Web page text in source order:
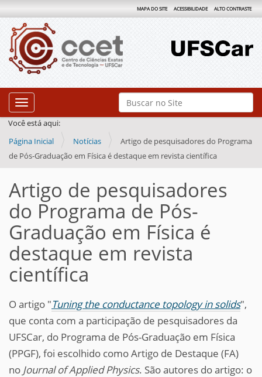
Busca
Busca Avançada…
MAPA DO SITE ACESSIBILIDADE ALTO CONTRASTE
Toggle navigation
Você está aqui:
Página Inicial
Notícias
Artigo de pesquisadores do Programa
de Pós-Graduação em Física é destaque em revista científica
Artigo de pesquisadores
do Programa de Pós-
Graduação em Física é
destaque em revista
científica
O artigo "Tuning the conductance topology in solids",
que conta com a participação de pesquisadores da
UFSCar, do Programa de Pós-Graduação em Física
(PPGF), foi escolhido como Artigo de Destaque (FA)
no Journal of Applied Physics. São autores do artigo: o